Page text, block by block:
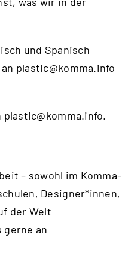
und Spanisch
plastic@komma.info
plastic@komma.info.
– sowohl im Komma-
Designer*innen,
der Welt
gerne an